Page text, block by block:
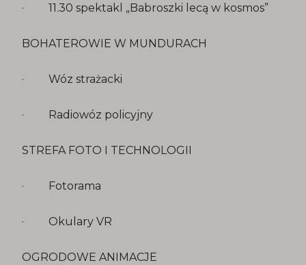
· 11.30 spektakl „Babroszki lecą w kosmos”
BOHATEROWIE W MUNDURACH
· Wóz strażacki
· Radiowóz policyjny
STREFA FOTO I TECHNOLOGII
· Fotorama
· Okulary VR
OGRODOWE ANIMACJE